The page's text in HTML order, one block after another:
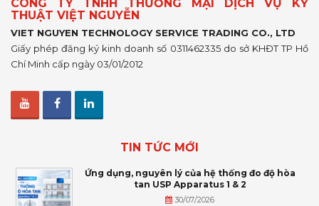
CÔNG TY TNHH THƯƠNG MẠI DỊCH VỤ KỸ
THUẬT VIỆT NGUYỄN
VIET NGUYEN TECHNOLOGY SERVICE TRADING CO., LTD
Giấy phép đăng ký kinh doanh số 0311462335 do sở KHĐT TP Hồ
Chí Minh cấp ngày 03/01/2012
TIN TỨC MỚI
Ứng dụng, nguyên lý của hệ thống đo độ hòa
tan USP Apparatus 1 & 2
30/07/2026